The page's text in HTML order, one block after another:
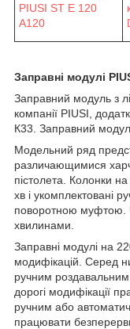
PIUSI ST E 120
A120
Заправні модулі
Заправний модуль з
компанії PIUSI,
К33. Заправний
Модельний ряд
различающимися
пістолета. Колонки
хв і укомплектовані
поворотною муфтою.
хвилинами.
Заправні модулі на
модифікацій. Серед
ручним роздавальним
дорогі модифікації
ручним або
працювати